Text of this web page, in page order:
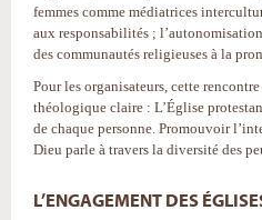
femmes comme médiatrices
aux responsabilités ;
des communautés religieuses à la
Pour les organisateurs, cette
théologique claire : L’Église
de chaque personne. Promouvoir
Dieu parle à travers la diversité des
L’ENGAGEMENT DES